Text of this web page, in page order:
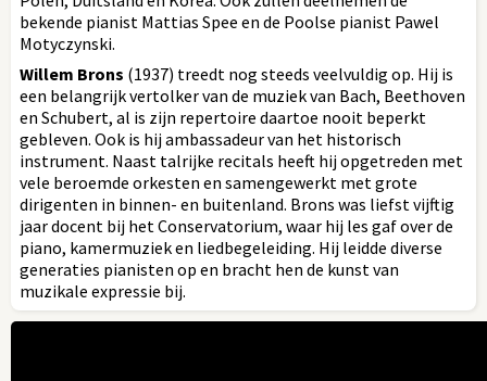
bekende pianist Mattias Spee en de Poolse pianist Pawel
Motyczynski.
Willem Brons (1937) treedt nog steeds veelvuldig op. Hij is
een belangrijk vertolker van de muziek van Bach, Beethoven
en Schubert, al is zijn repertoire daartoe nooit beperkt
gebleven. Ook is hij ambassadeur van het historisch
instrument. Naast talrijke recitals heeft hij opgetreden met
vele beroemde orkesten en samengewerkt met grote
dirigenten in binnen- en buitenland. Brons was liefst vijftig
jaar docent bij het Conservatorium, waar hij les gaf over de
piano, kamermuziek en liedbegeleiding. Hij leidde diverse
generaties pianisten op en bracht hen de kunst van
muzikale expressie bij.